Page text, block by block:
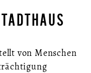
von Menschen